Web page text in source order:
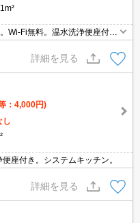
Wi-Fi無料。温水洗浄便座付
詳細を見る
：4,000円)
し
座付き。システムキッチン。
詳細を見る